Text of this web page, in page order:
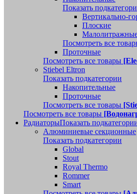
Показать
Вертикально-
Плоские
Посмотреть все
Проточные
Посмотреть все товары
Stiebel Eltron
Показать подкатегории
Накопительные
Проточные
Посмотреть все товары
Посмотреть все товары
РадиаторыПоказать
Алюминиевые секционные
Показать подкатегории
Global
Stout
Royal Thermo
Rommer
Smart